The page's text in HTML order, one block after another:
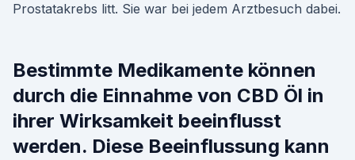
Prostatakrebs litt. Sie war bei jedem Arztbesuch dabei.
Bestimmte Medikamente können
durch die Einnahme von CBD Öl in
ihrer Wirksamkeit beeinflusst
werden. Diese Beeinflussung kann